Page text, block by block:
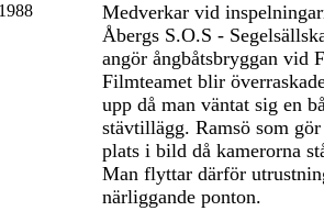
Medverkar vid
Åbergs S.O.S -
angör ångbåtsbryggan vid
Filmteamet blir
upp då man väntat sig en
stävtillägg. Ramsö som
plats i bild då kamerorna
Man flyttar därför
närliggande ponton.